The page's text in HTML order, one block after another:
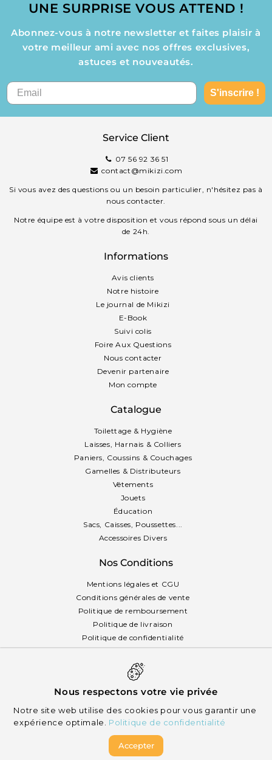
UNE SURPRISE VOUS ATTEND !
Abonnez-vous à notre newsletter et faites plaisir à
votre meilleur ami avec nos offres exclusives,
astuces et nouveautés.
S'inscrire !
Service Client
07 56 92 36 51
contact@mikizi.com
Si vous avez des questions ou un besoin particulier, n'hésitez pas à
nous contacter.
Notre équipe est à votre disposition et vous répond sous un délai
de 24h.
Informations
Avis clients
Notre histoire
Le journal de Mikizi
E-Book
Suivi colis
Foire Aux Questions
Nous contacter
Devenir partenaire
Mon compte
Catalogue
Toilettage & Hygiène
Laisses, Harnais & Colliers
Paniers, Coussins & Couchages
Gamelles & Distributeurs
Vêtements
Jouets
Éducation
Sacs, Caisses, Poussettes...
Accessoires Divers
Nos Conditions
Mentions légales et CGU
Conditions générales de vente
Politique de remboursement
Politique de livraison
Politique de confidentialité
Politique des cookies
Français
© 2026 Mikizi - Tous droits réservés
Nous respectons votre vie privée
Notre site web utilise des cookies pour vous garantir une
expérience optimale.
Politique de confidentialité
Accepter